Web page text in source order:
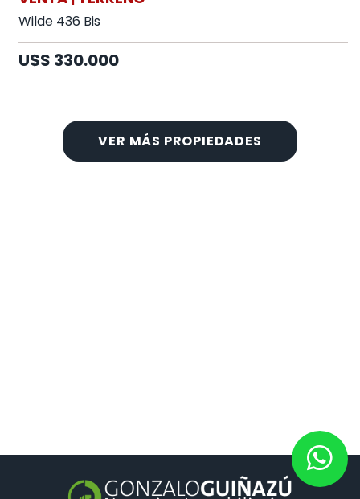
Wilde 436 Bis
U$S 330.000
VER MÁS PROPIEDADES